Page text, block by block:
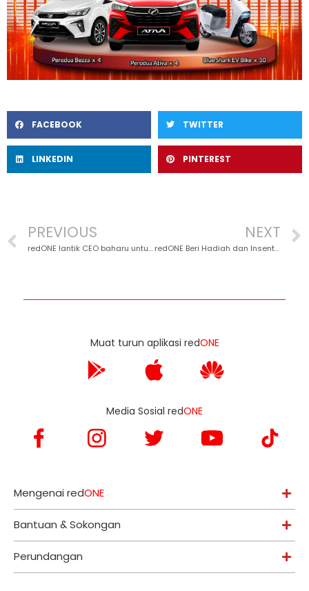
FACEBOOK TWITTER
LINKEDIN PINTEREST
PREVIOUS
redONE lantik CEO baharu untuk Malaysia
NEXT
redONE Beri Hadiah dan Insentif Tunai Bernilai Lebih RM1.5 Juta kepada Rakan Jualan
Muat turun aplikasi redONE
Media Sosial redONE
Mengenai redONE
Bantuan & Sokongan
Perundangan